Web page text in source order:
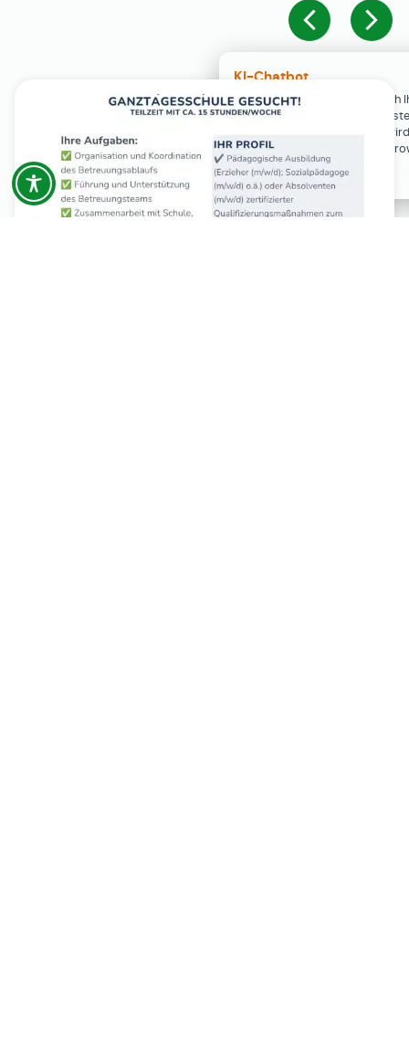
KI-Chatbot
Der KI-Chatbot steht erst nach
Einwilligung in den Cookie-
Verfügung. Der Chat-Verlauf
ausschließlich lokal in Ihrem
gespeichert.